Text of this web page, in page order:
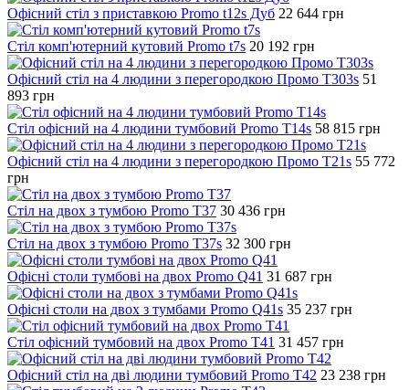
Офісний стіл з приставкою Promo t12s Дуб 22 644 грн
Стіл комп'ютерний кутовий Promo t7s 20 192 грн
Офісний стіл на 4 людини з перегородкою Промо T303s 51
893 грн
Стіл офісний на 4 людини тумбовий Promo T14s 58 815 грн
Офісний стіл на 4 людини з перегородкою Промо T21s 55 772
грн
Стіл на двох з тумбою Promo T37 30 436 грн
Стіл на двох з тумбою Promo T37s 32 300 грн
Офісні столи тумбові на двох Promo Q41 31 687 грн
Офісні столи на двох з тумбами Promo Q41s 35 237 грн
Стіл офісний тумбовий на двох Promo T41 31 457 грн
Офісний стіл на дві людини тумбовий Promo T42 23 238 грн